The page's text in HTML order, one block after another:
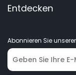
Zubehör
GPS-
Handbücher &
Elite Lab
Händlersuche
Entdecken
Abonnieren Sie